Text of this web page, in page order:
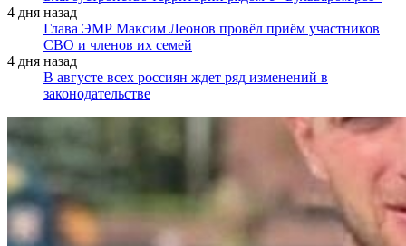
4 дня назад
Глава ЭМР Максим Леонов провёл приём участников
СВО и членов их семей
4 дня назад
В августе всех россиян ждет ряд изменений в
законодательстве